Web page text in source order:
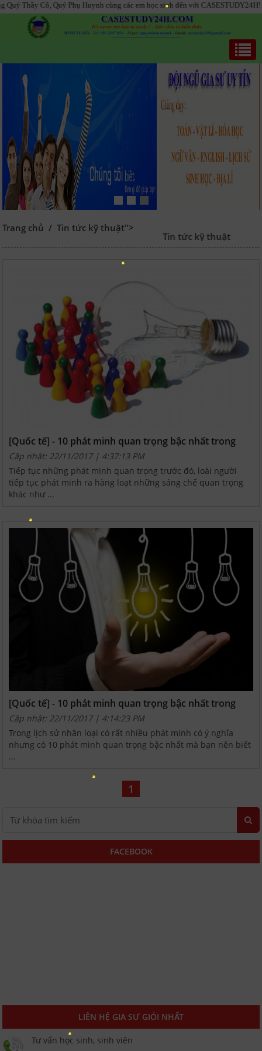
Thầy Cô, Quý Phụ Huynh cùng các em học sinh đến với CASESTUDY24H!
Trang chủ /Tin tức kỹ thuật">
Tin tức kỹ thuật
[Quốc tế] - 10 phát minh quan trọng bậc nhất trong
lịch sử nhân loại phần 2
Cập nhật: 22/11/2017 | 4:37:13 PM
Tiếp tục những phát minh quan trọng trước đó, loài người
tiếp tục phát minh ra hàng loạt những sáng chế quan trọng
khác như ...
[Quốc tế] - 10 phát minh quan trọng bậc nhất trong
lịch sử nhân loại phần 1
Cập nhật: 22/11/2017 | 4:14:23 PM
Trong lịch sử nhân loại có rất nhiều phát minh có ý nghĩa
nhưng có 10 phát minh quan trọng bậc nhất mà bạn nên biết
...
1
FACEBOOK
LIÊN HỆ GIA SƯ GIỎI NHẤT
Tư vấn học sinh, sinh viên